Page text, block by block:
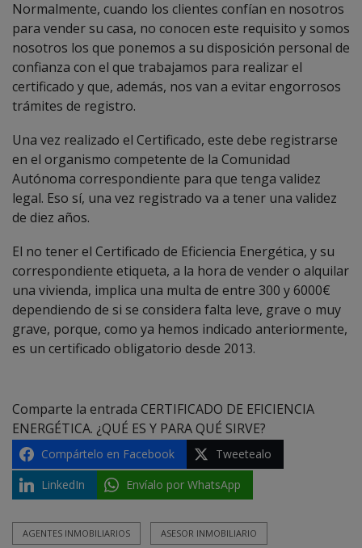
Normalmente, cuando los clientes confían en nosotros
para vender su casa, no conocen este requisito y somos
nosotros los que ponemos a su disposición personal de
confianza con el que trabajamos para realizar el
certificado y que, además, nos van a evitar engorrosos
trámites de registro.
Una vez realizado el Certificado, este debe registrarse
en el organismo competente de la Comunidad
Autónoma correspondiente para que tenga validez
legal. Eso sí, una vez registrado va a tener una validez
de diez años.
El no tener el Certificado de Eficiencia Energética, y su
correspondiente etiqueta, a la hora de vender o alquilar
una vivienda, implica una multa de entre 300 y 6000€
dependiendo de si se considera falta leve, grave o muy
grave, porque, como ya hemos indicado anteriormente,
es un certificado obligatorio desde 2013.
Comparte la entrada CERTIFICADO DE EFICIENCIA
ENERGÉTICA. ¿QUÉ ES Y PARA QUÉ SIRVE?
Compártelo en Facebook
Tweetealo
LinkedIn
Envíalo por WhatsApp
AGENTES INMOBILIARIOS ASESOR INMOBILIARIO